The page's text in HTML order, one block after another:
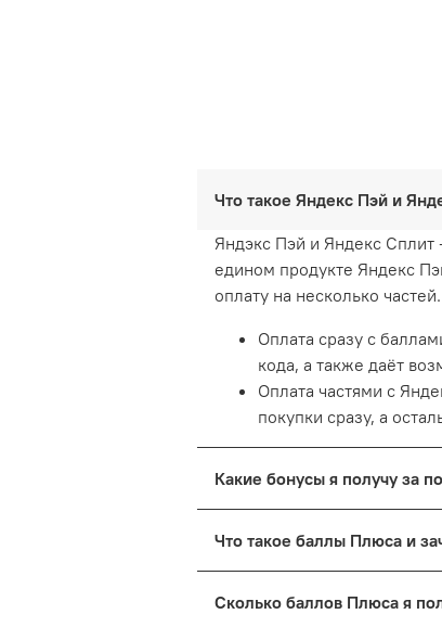
Что такое Яндекс Пэй и
Яндэкс Пэй и Яндекс Сплит
едином продукте Яндекс
оплату на несколько частей.
Оплата сразу с
кода, а также даёт
Оплата частями с
покупки сразу, а
Какие бонусы я получу за
Пэй, если у вас подключена
При оплате картой Пэй
Если открыть карту
Что такое баллы Плюса и
копить и тратить баллы,
Сколько баллов Плюса я